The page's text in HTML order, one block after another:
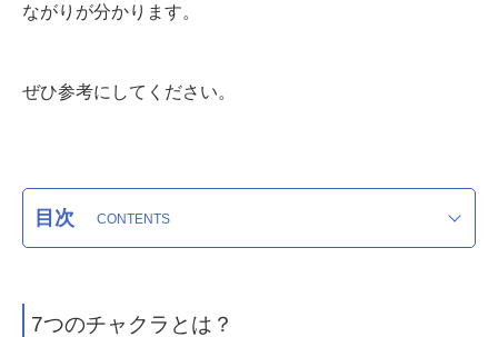
ながりが分かります。
ぜひ参考にしてください。
目次
7つのチャクラとは？